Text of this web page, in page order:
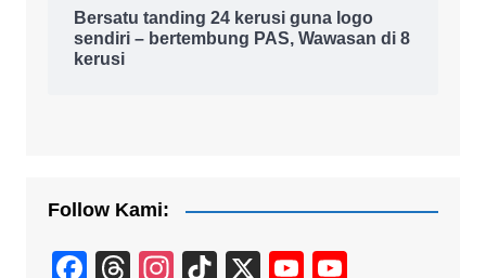
Bersatu tanding 24 kerusi guna logo
sendiri – bertembung PAS, Wawasan di 8
kerusi
Follow Kami:
F T In Ti X Y